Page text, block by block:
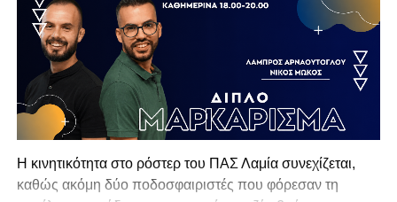
Η κινητικότητα στο ρόστερ του ΠΑΣ Λαμία συνεχίζεται,
καθώς ακόμη δύο ποδοσφαιριστές που φόρεσαν τη